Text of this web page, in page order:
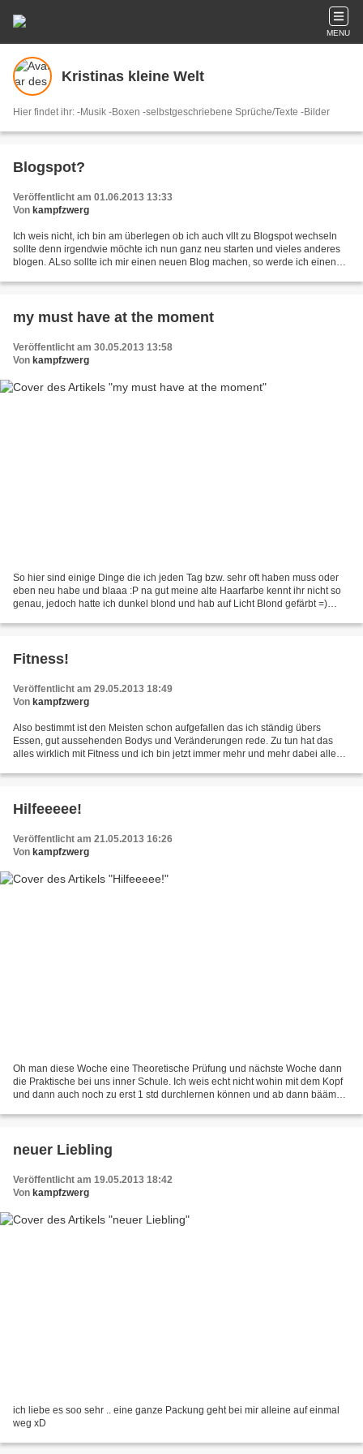
MENU
Kristinas kleine Welt
Hier findet ihr: -Musik -Boxen -selbstgeschriebene Sprüche/Texte -Bilder
Blogspot?
Veröffentlicht am 01.06.2013 13:33
Von kampfzwerg
Ich weis nicht, ich bin am überlegen ob ich auch vllt zu Blogspot wechseln
sollte denn irgendwie möchte ich nun ganz neu starten und vieles anderes
blogen. ALso sollte ich mir einen neuen Blog machen, so werde ich einen
my must have at the moment
Veröffentlicht am 30.05.2013 13:58
Von kampfzwerg
So hier sind einige Dinge die ich jeden Tag bzw. sehr oft haben muss oder
eben neu habe und blaaa :P na gut meine alte Haarfarbe kennt ihr nicht so
genau, jedoch hatte ich dunkel blond und hab auf Licht Blond gefärbt =)
Fitness!
Veröffentlicht am 29.05.2013 18:49
Von kampfzwerg
Also bestimmt ist den Meisten schon aufgefallen das ich ständig übers
Essen, gut aussehenden Bodys und Veränderungen rede. Zu tun hat das
alles wirklich mit Fitness und ich bin jetzt immer mehr und mehr dabei alles
Hilfeeeee!
Veröffentlicht am 21.05.2013 16:26
Von kampfzwerg
Oh man diese Woche eine Theoretische Prüfung und nächste Woche dann
die Praktische bei uns inner Schule. Ich weis echt nicht wohin mit dem Kopf
und dann auch noch zu erst 1 std durchlernen können und ab dann bääm
neuer Liebling
Veröffentlicht am 19.05.2013 18:42
Von kampfzwerg
ich liebe es soo sehr .. eine ganze Packung geht bei mir alleine auf einmal
weg xD